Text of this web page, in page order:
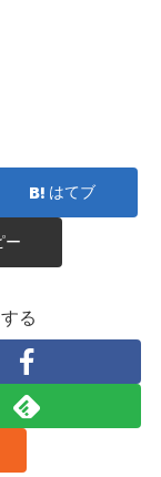
はてブ
ー
る